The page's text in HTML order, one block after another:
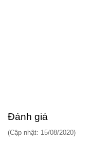
Đánh giá
(Cập nhật: 15/08/2020)